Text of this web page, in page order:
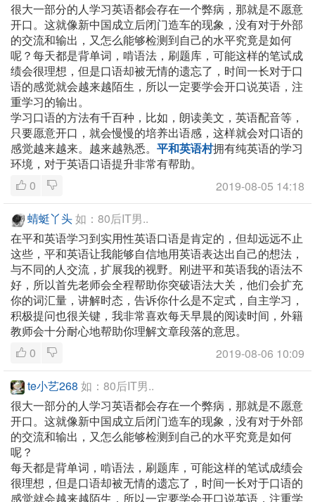
很大一部分的人学习英语都会存在一个弊病，那就是不愿意
开口。这就像新中国成立后闭门造车的现象，没有对于外部
的交流和输出，又怎么能够检测到自己的水平究竟是如何
呢？每天都是背单词，啃语法，刷题库，可能这样的笔试成
绩会很理想，但是口语却被无情的遗忘了，时间一长对于口
语的感觉就会越来越陌生，所以一定要学会开口说英语，注
重学习的输出。
学习口语的方法有千百种，比如，朗读美文，英语配音等，
只要愿意开口，就会慢慢的培养出语感，这样就会对口语的
感觉越来越来。越来越熟悉。 平和英语村拥有纯英语的学习
环境，对于英语口语提升非常有帮助。
0
2019-08-05 14:18
蜻蜓丫头如：80后IT男..
在平和英语学习到实用性英语口语是肯定的，但却远远不止
这些，平和英语让我能够自信地用英语表达出自己的想法，
与不同的人交流，扩展我的视野。刚进平和英语我的语法不
好，所以首先老师会全程帮助你突破语法大关，他们会扩充
你的词汇量，讲解时态，告诉你什么是不定式，自主学习，
积极提问也很关键，我非常喜欢每天早晨的阅读时间，外籍
教师会十分耐心地帮助你理解文章段落的意思。
0
2019-08-06 10:09
te小艺268 如：80后IT男..
很大一部分的人学习英语都会存在一个弊病，那就是不愿意
开口。这就像新中国成立后闭门造车的现象，没有对于外部
的交流和输出，又怎么能够检测到自己的水平究竟是如何
呢？
每天都是背单词，啃语法，刷题库，可能这样的笔试成绩会
很理想，但是口语却被无情的遗忘了，时间一长对于口语的
感觉就会越来越陌生，所以一定要学会开口说英语，注重学